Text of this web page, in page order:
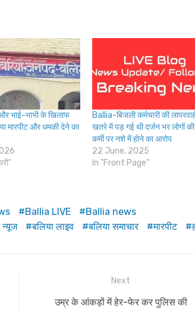
भाई-भाभी के खिलाफ
मारपीट और धमकी देने का
Ballia-बिजली कर्मचारी की
खतरे में पड़ गई थी दर्जन भर लोगों
कर्मी पर नशे में होने का आरोप
22 June, 2025
In "Front Page"
Ballia LIVE
Ballia news
न्यूज बलिया लाइव बलिया समाचार मारपीट
Next
Next
उम्र के आंकड़ों में हेर-फेर कर पुलिस की